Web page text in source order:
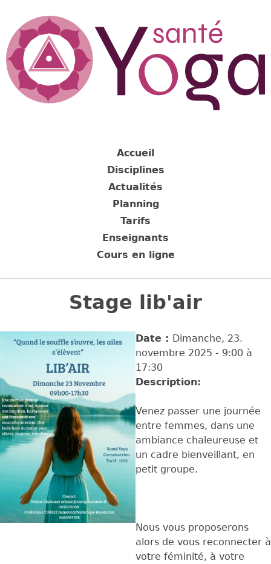
navigation
Back
Stage lib'air
Date : Dimanche, 23.
novembre 2025 - 9:00 à
17:30
Description:
Venez passer une journée
entre femmes, dans une
ambiance chaleureuse et
un cadre bienveillant, en
petit groupe.
Nous vous proposerons
alors de vous reconnecter à
votre féminité, à votre
Accueil
Disciplines
Actualités
Planning
Tarifs
Enseignants
Cours en ligne